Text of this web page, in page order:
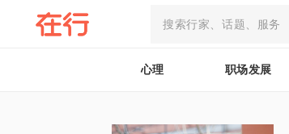
心理 职场发展